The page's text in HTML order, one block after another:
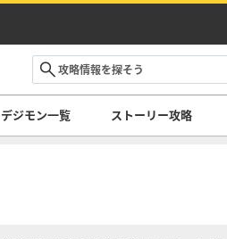
デジモン一覧 ストーリー攻略